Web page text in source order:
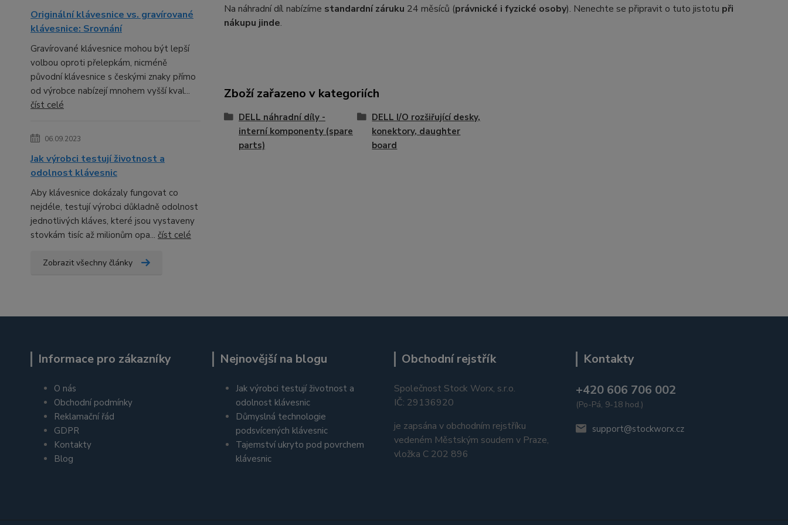
Originální klávesnice vs. gravírované
klávesnice: Srovnání
Gravírované klávesnice mohou být lepší
volbou oproti přelepkám, nicméně
původní klávesnice s českými znaky přímo
od výrobce nabízejí mnohem vyšší kval...
číst celé
06.09.2023
Jak výrobci testují životnost a
odolnost klávesnic
Aby klávesnice dokázaly fungovat co
nejdéle, testují výrobci důkladně odolnost
jednotlivých kláves, které jsou vystaveny
stovkám tisíc až milionům opa... číst celé
Zobrazit všechny články
Na náhradní díl nabízíme standardní záruku 24 měsíců (právnické i fyzické osoby). Nenechte se připravit o tuto jistotu při
nákupu jinde.
Zboží zařazeno v kategoriích
DELL náhradní díly -
interní komponenty (spare
parts)
DELL I/O rozšiřující desky,
konektory, daughter
board
Informace pro zákazníky
O nás
Obchodní podmínky
Reklamační řád
GDPR
Kontakty
Blog
Nejnovější na blogu
Jak výrobci testují životnost a
odolnost klávesnic
Důmyslná technologie
podsvícených klávesnic
Tajemství ukryto pod povrchem
klávesnic
Obchodní rejstřík
Společnost Stock Worx, s.r.o.
IČ: 29136920
je zapsána v obchodním rejstříku
vedeném Městským soudem v Praze,
vložka C 202 896
Kontakty
+420 606 706 002
(Po-Pá, 9-18 hod.)
support@stockworx.cz